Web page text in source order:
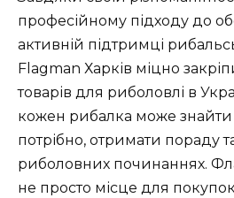
професійному підходу до
активній підтримці
Flagman Харків міцно
товарів для риболовлі в
кожен рибалка може
потрібно, отримати пораду
риболовних починаннях.
не просто місце для